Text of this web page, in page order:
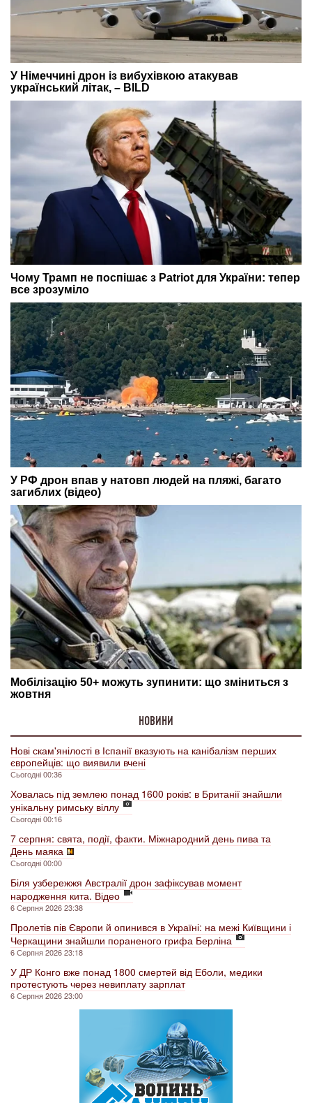
НОВИНИ
Нові скам'янілості в Іспанії вказують на канібалізм перших
європейців: що виявили вчені
Сьогодні 00:36
Ховалась під землею понад 1600 років: в Британії знайшли
унікальну римську віллу
Сьогодні 00:16
7 серпня: свята, події, факти. Міжнародний день пива та
День маяка
Сьогодні 00:00
Біля узбережжя Австралії дрон зафіксував момент
народження кита. Відео
6 Серпня 2026 23:38
Пролетів пів Європи й опинився в Україні: на межі Київщини і
Черкащини знайшли пораненого грифа Берліна
6 Серпня 2026 23:18
У ДР Конго вже понад 1800 смертей від Еболи, медики
протестують через невиплату зарплат
6 Серпня 2026 23:00